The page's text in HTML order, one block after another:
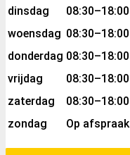
dinsdag
08:30–18:00
woensdag 08:30–18:00
donderdag 08:30–18:00
vrijdag
08:30–18:00
zaterdag
08:30–18:00
zondag
Op afspraak